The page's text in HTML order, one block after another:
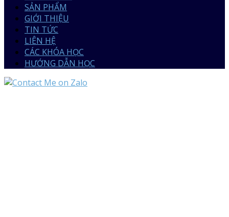
SẢN PHẨM
GIỚI THIỆU
TIN TỨC
LIÊN HỆ
CÁC KHÓA HỌC
HƯỚNG DẪN HỌC